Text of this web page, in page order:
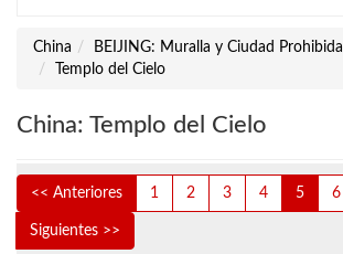
China
BEIJING: Muralla y Ciudad Prohibida
Templo del Cielo
China: Templo del Cielo
<< Anteriores 1 2 3 4 5 6
Siguientes >>